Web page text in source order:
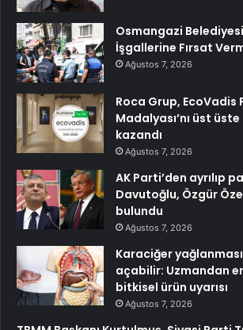
Osmangazi Belediyesi
İşgallerine Fırsat
Ağustos 7, 2026
Roca Grup, EcoVadis
Madalyası’nı üst
kazandı
Ağustos 7, 2026
AK Parti’den ayrılıp
Davutoğlu, Özgür
bulundu
Ağustos 7, 2026
Karaciğer
açabilir: Uzmandan
bitkisel ürün uyarısı
Ağustos 7, 2026